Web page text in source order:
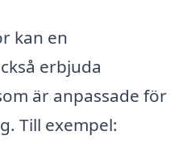
kan en
erbjuda
är anpassade för
Till exempel: